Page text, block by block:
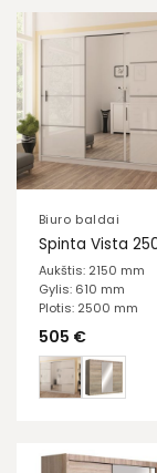
Biuro baldai
Spinta Vista
Aukštis: 2150 mm
Gylis: 610 mm
Plotis: 2500 mm
505 €